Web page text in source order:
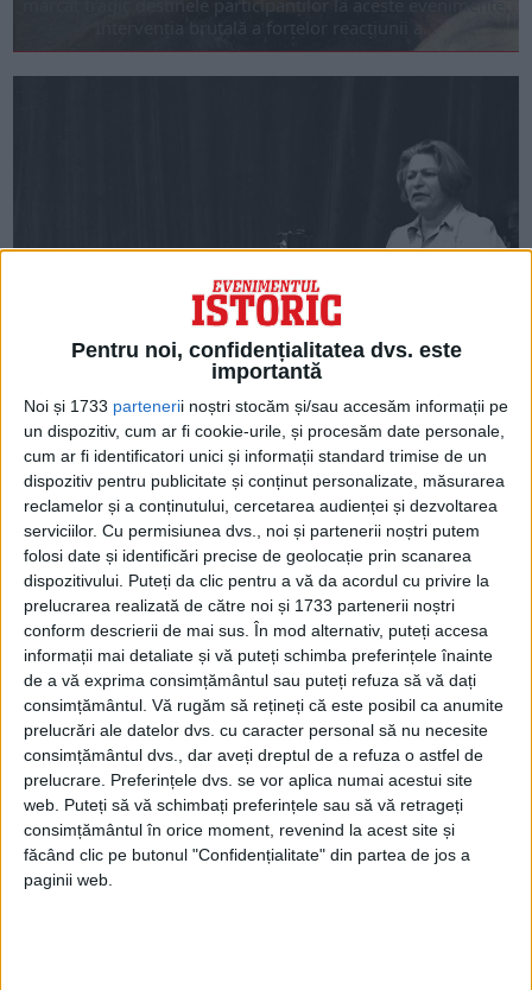
Pentru noi, confidențialitatea dvs. este
importantă
Noi și 1733 partenerii noștri stocăm și/sau accesăm informații pe
un dispozitiv, cum ar fi cookie-urile, și procesăm date personale,
cum ar fi identificatori unici și informații standard trimise de un
dispozitiv pentru publicitate și conținut personalizate, măsurarea
reclamelor și a conținutului, cercetarea audienței și dezvoltarea
serviciilor. Cu permisiunea dvs., noi și partenerii noștri putem
folosi date și identificări precise de geolocație prin scanarea
dispozitivului. Puteți da clic pentru a vă da acordul cu privire la
prelucrarea realizată de către noi și 1733 partenerii noștri
conform descrierii de mai sus. În mod alternativ, puteți accesa
informații mai detaliate și vă puteți schimba preferințele înainte
de a vă exprima consimțământul sau puteți refuza să vă dați
consimțământul. Vă rugăm să rețineți că este posibil ca anumite
prelucrări ale datelor dvs. cu caracter personal să nu necesite
consimțământul dvs., dar aveți dreptul de a refuza o astfel de
prelucrare. Preferințele dvs. se vor aplica numai acestui site
web. Puteți să vă schimbați preferințele sau să vă retrageți
consimțământul în orice moment, revenind la acest site și
făcând clic pe butonul "Confidențialitate" din partea de jos a
paginii web.
Ana Pauker, sinistra „preoteasă a terorii roșii” și „regina
neîncoronată” a comunismului stalinist romînesc
Nu am ales întâmplător noțiunile de „preoteasă” și de
„regină”. Istoricii spun că Ana Pauker a fost o unealtă
stalinistă. Politologii spun...
Comorile uitate ale Bucureștiului – Bisericile de margine
Rândurile de mai jos sunt închinate minunilor și bijuteriilor
Bucureștiului, un București din păcate parcă tot mai puțin
cunoscut și îndrăgit de...